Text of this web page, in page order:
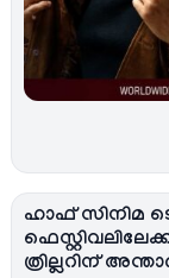
ഹാഫ് സിനിമ
ത്രില്ലറിന്